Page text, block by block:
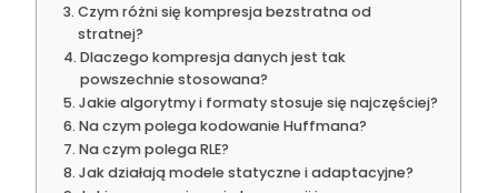
Czym różni się kompresja bezstratna od
stratnej?
Dlaczego kompresja danych jest tak
powszechnie stosowana?
Jakie algorytmy i formaty stosuje się najczęściej?
Na czym polega kodowanie Huffmana?
Na czym polega RLE?
Jak działają modele statyczne i adaptacyjne?